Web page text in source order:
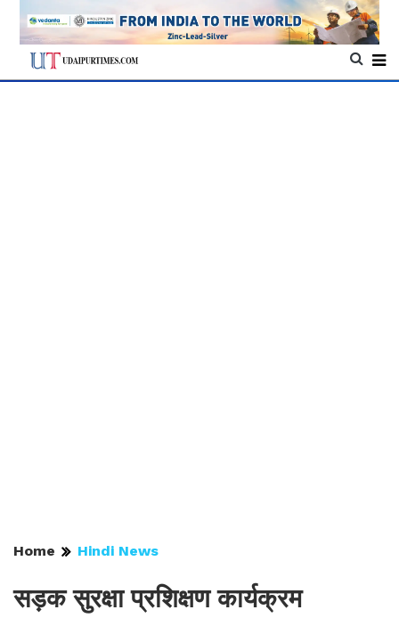
Home Hindi News
सड़क सुरक्षा प्रशिक्षण कार्यक्रम